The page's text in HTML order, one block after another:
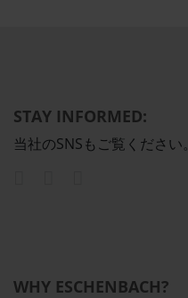
STAY INFORMED:
当社のSNSもご覧ください。
WHY ESCHENBACH?